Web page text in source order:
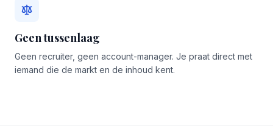
Geen tussenlaag
Geen recruiter, geen account-manager. Je praat direct met
iemand die de markt en de inhoud kent.